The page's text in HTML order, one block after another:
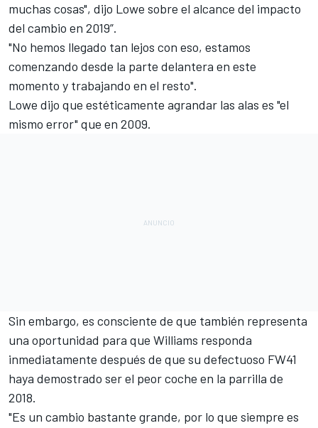
muchas cosas", dijo Lowe sobre el alcance del impacto
del cambio en 2019”.
"No hemos llegado tan lejos con eso, estamos
comenzando desde la parte delantera en este
momento y trabajando en el resto".
Lowe dijo que estéticamente agrandar las alas es "el
mismo error" que en 2009.
Sin embargo, es consciente de que también representa
una oportunidad para que Williams responda
inmediatamente después de que su defectuoso FW41
haya demostrado ser el peor coche en la parrilla de
2018.
"Es un cambio bastante grande, por lo que siempre es